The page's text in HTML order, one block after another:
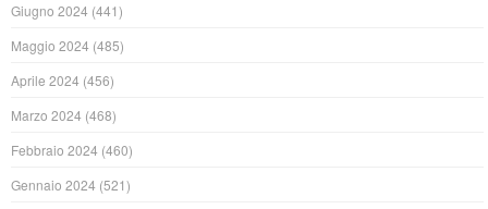
Giugno 2024 (441)
Maggio 2024 (485)
Aprile 2024 (456)
Marzo 2024 (468)
Febbraio 2024 (460)
Gennaio 2024 (521)